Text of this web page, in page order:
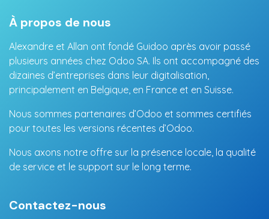
À propos de nous
Alexandre et Allan ont fondé Guidoo après avoir passé
plusieurs années chez Odoo SA. Ils ont accompagné des
dizaines d’entreprises dans leur digitalisation,
principalement en Belgique, en France et en Suisse.
Nous sommes partenaires d’Odoo et sommes certifiés
pour toutes les versions récentes d’Odoo.
Nous axons notre offre sur la présence locale, la qualité
de service et le support sur le long terme.
Contactez-nous